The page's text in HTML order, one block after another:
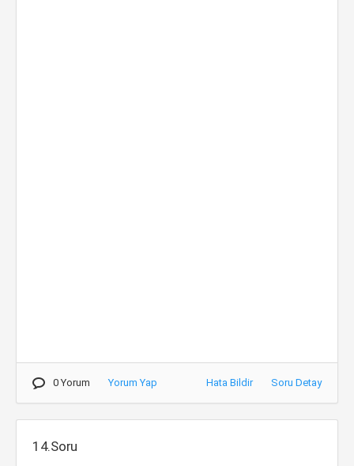
0 Yorum Yorum Yap Hata Bildir Soru Detay
14.Soru